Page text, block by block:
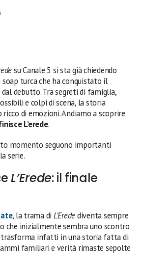
su Canale 5 si sta già chiedendo
turca che ha conquistato il
debutto. Tra segreti di famiglia,
e colpi di scena, la storia
di emozioni. Andiamo a scoprire
L’erede.
momento seguono importanti
serie.
L’Erede: il finale
, la trama di L’Eredediventa sempre
che inizialmente sembra uno scontro
infatti in una storia fatta di
familiari e verità rimaste sepolte